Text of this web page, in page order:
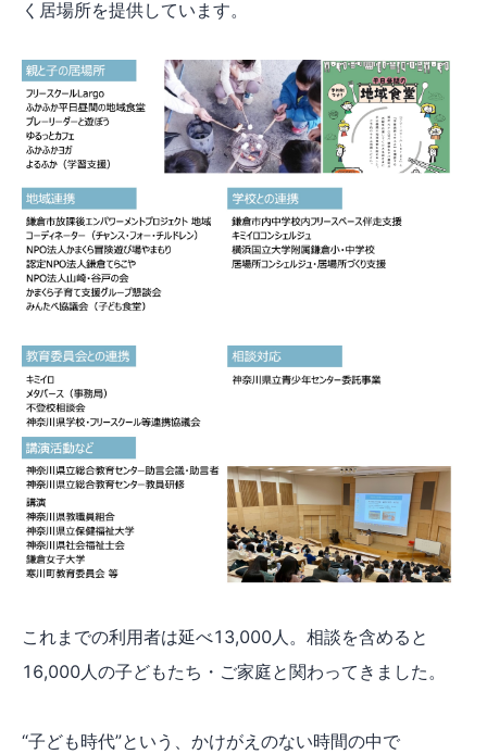
く居場所を提供しています。
これまでの利用者は延べ13,000人。相談を含めると
16,000人の子どもたち・ご家庭と関わってきました。
“子ども時代”という、かけがえのない時間の中で